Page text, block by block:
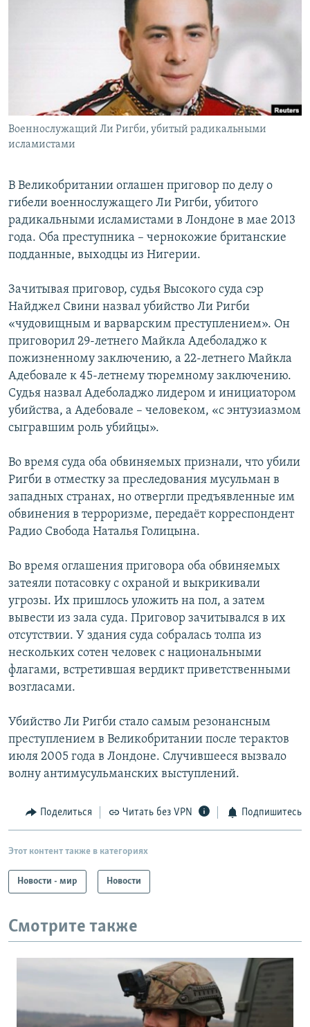
РАСПИСАНИЕ ВЕЩАНИЯ
ПОДПИШИТЕСЬ НА РАССЫЛКУ
Военнослужащий Ли Ригби, убитый радикальными
исламистами
В Великобритании оглашен приговор по делу о
гибели военнослужащего Ли Ригби, убитого
радикальными исламистами в Лондоне в мае 2013
года. Оба преступника – чернокожие британские
подданные, выходцы из Нигерии.
Зачитывая приговор, судья Высокого суда сэр
Найджел Свини назвал убийство Ли Ригби
«чудовищным и варварским преступлением». Он
приговорил 29-летнего Майкла Адеболаджо к
пожизненному заключению, а 22-летнего Майкла
Адебовале к 45-летнему тюремному заключению.
Судья назвал Адеболаджо лидером и инициатором
убийства, а Адебовале – человеком, «с энтузиазмом
сыгравшим роль убийцы».
Во время суда оба обвиняемых признали, что убили
Ригби в отместку за преследования мусульман в
западных странах, но отвергли предъявленные им
обвинения в терроризме, передаёт корреспондент
Радио Свобода Наталья Голицына.
Во время оглашения приговора оба обвиняемых
затеяли потасовку с охраной и выкрикивали
угрозы. Их пришлось уложить на пол, а затем
вывести из зала суда. Приговор зачитывался в их
отсутствии. У здания суда собралась толпа из
нескольких сотен человек с национальными
флагами, встретившая вердикт приветственными
возгласами.
Убийство Ли Ригби стало самым резонансным
преступлением в Великобритании после терактов
июля 2005 года в Лондоне. Случившееся вызвало
волну антимусульманских выступлений.
Поделиться Читать без VPN Подпишитесь
Этот контент также в категориях
Новости - мир Новости
Смотрите также